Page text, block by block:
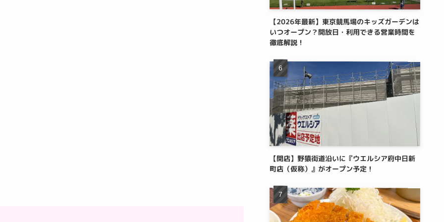
【2026年最新】東京競馬場のキッズガーデンは
いつオープン？開放日・利用できる営業時間を
徹底解説！
【開店】野猿街道沿いに『ウエルシア府中日新
町店（仮称）』がオープン予定！